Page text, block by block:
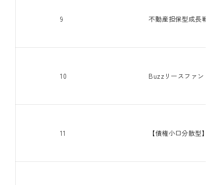
9 不動産担保型成長戦略
10 Buzzリースファンド第
11 【債権小口分散型】フ